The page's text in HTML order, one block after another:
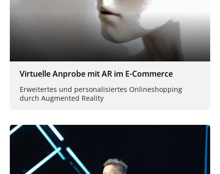
Virtuelle Anprobe mit AR im E-Commerce
Erweitertes und personalisiertes Onlineshopping
durch Augmented Reality